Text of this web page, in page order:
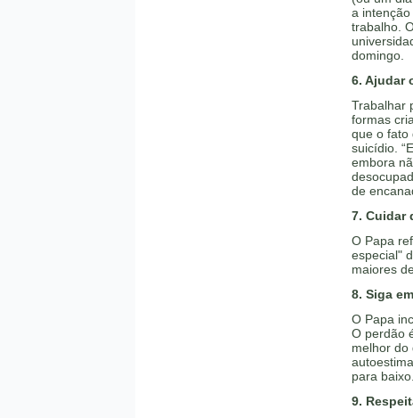
a
trabalho.
domingo.
6. Ajudar
Trabalhar
formas
que o fato
suicídio.
embora
de
7. Cuidar
O Papa
especial"
maiores
8. Siga
O Papa
O perdão
melhor do
para
9.